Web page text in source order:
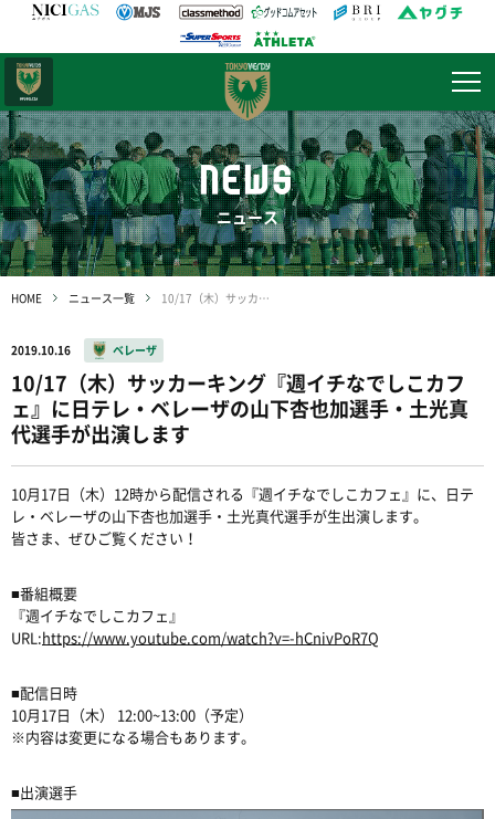
NEWS
ニュース
HOME ニュース一覧 10/17（木）サッカーキング『週イチなでしこカフェ』に日テレ・ベレーザの山下杏也加選手・土光真代選手が出演します
2019.10.16 ベレーザ
10/17（木）サッカーキング『週イチなでしこカフ
ェ』に日テレ・ベレーザの山下杏也加選手・土光真
代選手が出演します
10月17日（木）12時から配信される『週イチなでしこカフェ』に、日テ
レ・ベレーザの山下杏也加選手・土光真代選手が生出演します。
皆さま、ぜひご覧ください！
■番組概要
『週イチなでしこカフェ』
URL:https://www.youtube.com/watch?v=-hCnivPoR7Q
■配信日時
10月17日（木） 12:00~13:00（予定）
※内容は変更になる場合もあります。
■出演選手